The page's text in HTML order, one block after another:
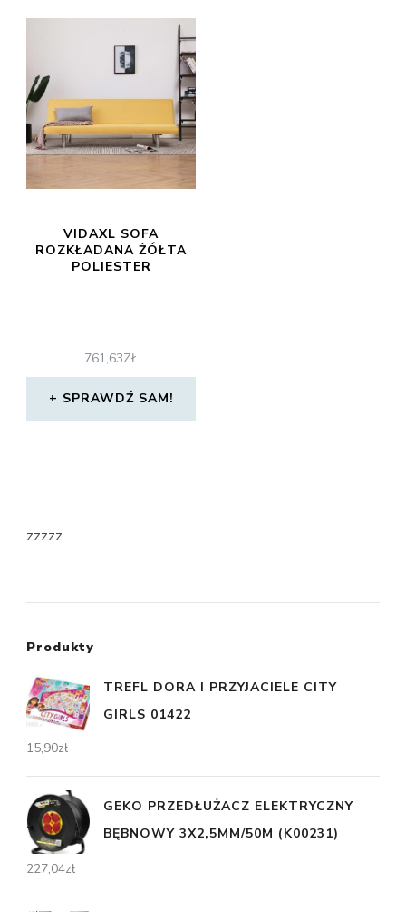
VIDAXL SOFA
ROZKŁADANA ŻÓŁTA
POLIESTER
761,63ZŁ
SPRAWDŹ SAM!
zzzzz
Produkty
TREFL DORA I PRZYJACIELE CITY
GIRLS 01422
15,90zł
GEKO PRZEDŁUŻACZ ELEKTRYCZNY
BĘBNOWY 3X2,5MM/50M (K00231)
227,04zł